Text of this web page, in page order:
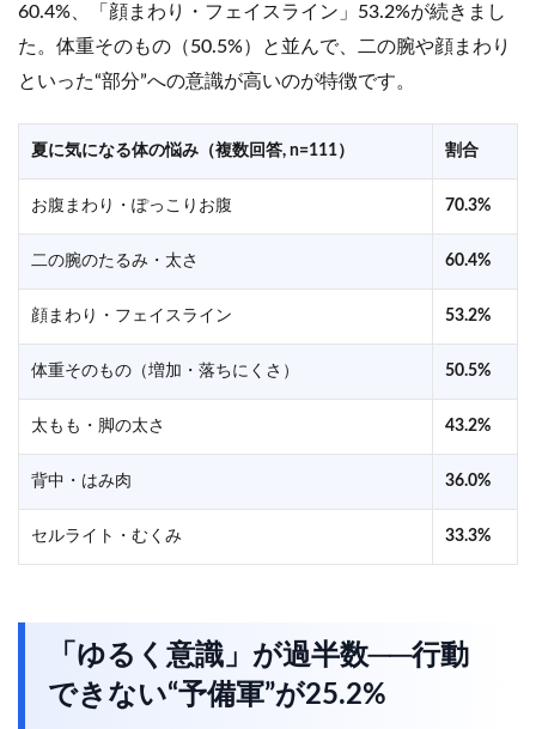
60.4%、「顔まわり・フェイスライン」53.2%が続きまし
た。体重そのもの（50.5%）と並んで、二の腕や顔まわり
といった“部分”への意識が高いのが特徴です。
夏に気になる体の悩み（複数回答, n=111） 割合
お腹まわり・ぽっこりお腹 70.3%
二の腕のたるみ・太さ 60.4%
顔まわり・フェイスライン 53.2%
体重そのもの（増加・落ちにくさ） 50.5%
太もも・脚の太さ 43.2%
背中・はみ肉 36.0%
セルライト・むくみ 33.3%
「ゆるく意識」が過半数──行動
できない“予備軍”が25.2%